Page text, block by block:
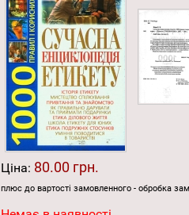
Ціна: 80.00 грн.
плюс до вартості замовленного - обробка